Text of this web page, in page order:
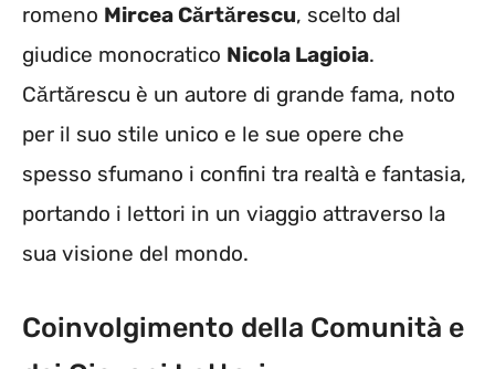
romeno Mircea Cărtărescu, scelto dal
giudice monocratico Nicola Lagioia.
Cărtărescu è un autore di grande fama, noto
per il suo stile unico e le sue opere che
spesso sfumano i confini tra realtà e fantasia,
portando i lettori in un viaggio attraverso la
sua visione del mondo.
Coinvolgimento della Comunità e